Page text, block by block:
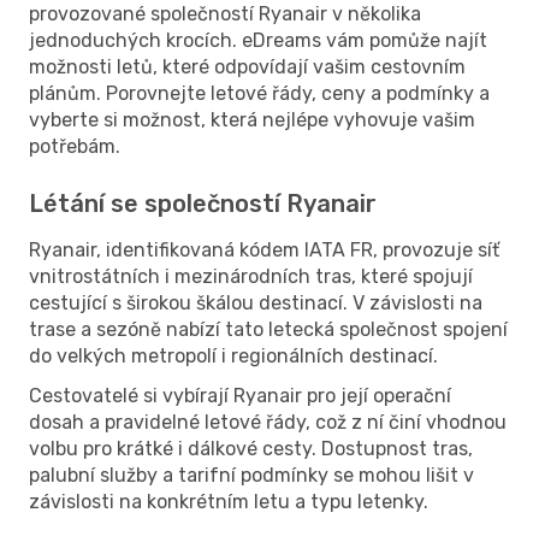
provozované společností Ryanair v několika
jednoduchých krocích. eDreams vám pomůže najít
možnosti letů, které odpovídají vašim cestovním
plánům. Porovnejte letové řády, ceny a podmínky a
vyberte si možnost, která nejlépe vyhovuje vašim
potřebám.
Létání se společností Ryanair
Ryanair, identifikovaná kódem IATA FR, provozuje síť
vnitrostátních i mezinárodních tras, které spojují
cestující s širokou škálou destinací. V závislosti na
trase a sezóně nabízí tato letecká společnost spojení
do velkých metropolí i regionálních destinací.
Cestovatelé si vybírají Ryanair pro její operační
dosah a pravidelné letové řády, což z ní činí vhodnou
volbu pro krátké i dálkové cesty. Dostupnost tras,
palubní služby a tarifní podmínky se mohou lišit v
závislosti na konkrétním letu a typu letenky.